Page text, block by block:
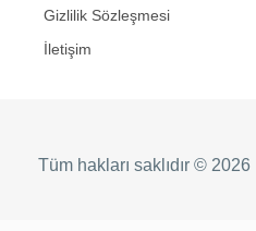
Gizlilik Sözleşmesi
İletişim
Tüm hakları saklıdır © 2026